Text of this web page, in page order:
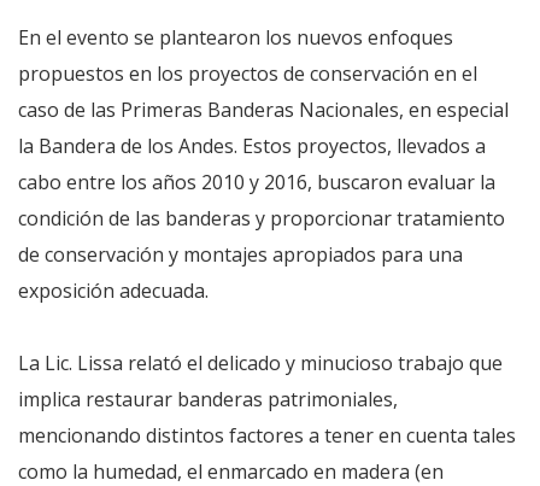
En el evento se plantearon los nuevos enfoques
propuestos en los proyectos de conservación en el
caso de las Primeras Banderas Nacionales, en especial
la Bandera de los Andes. Estos proyectos, llevados a
cabo entre los años 2010 y 2016, buscaron evaluar la
condición de las banderas y proporcionar tratamiento
de conservación y montajes apropiados para una
exposición adecuada.
La Lic. Lissa relató el delicado y minucioso trabajo que
implica restaurar banderas patrimoniales,
mencionando distintos factores a tener en cuenta tales
como la humedad, el enmarcado en madera (en